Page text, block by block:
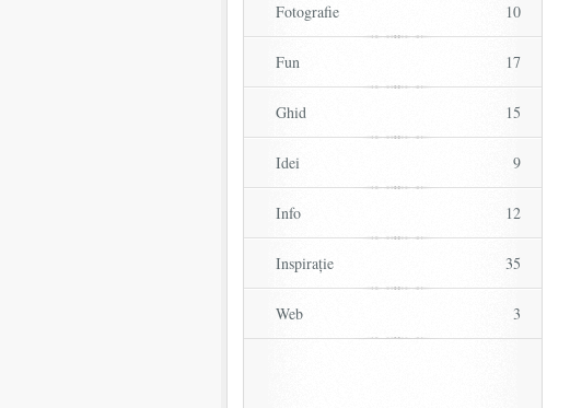
Fotografie 10
Fun 17
Ghid 15
Idei 9
Info 12
Inspirație 35
Web 3